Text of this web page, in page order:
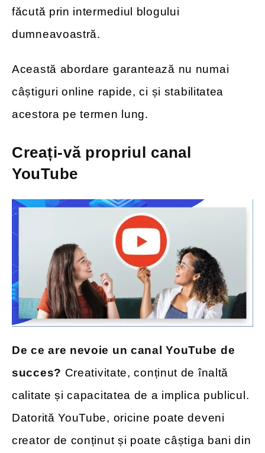
făcută prin intermediul blogului
dumneavoastră.
Această abordare garantează nu numai
câștiguri online rapide, ci și stabilitatea
acestora pe termen lung.
Creați-vă propriul canal
YouTube
De ce are nevoie un canal YouTube de
succes? Creativitate, conținut de înaltă
calitate și capacitatea de a implica publicul.
Datorită YouTube, oricine poate deveni
creator de conținut și poate câștiga bani din